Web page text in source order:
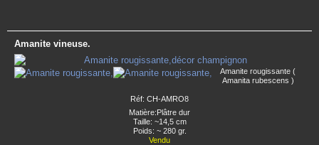
Amanite vineuse.
Amanite rougissante (
Amanita rubescens )
Réf: CH-AMRO8
Matière:Plâtre dur
Taille: ~14,5 cm
Poids: ~ 280 gr.
Vendu